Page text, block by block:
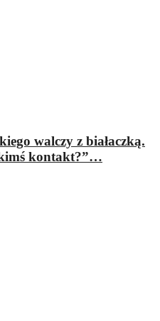
walczy z białaczką.
kimś kontakt?”…